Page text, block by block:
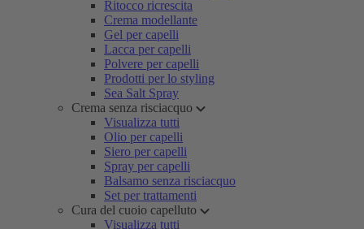
Ritocco ricrescita
Crema modellante
Gel per capelli
Lacca per capelli
Polvere per capelli
Prodotti per lo styling
Sea Salt Spray
Crema senza risciacquo
Visualizza tutti
Olio per capelli
Siero per capelli
Spray per capelli
Balsamo senza risciacquo
Set per trattamenti
Cura del cuoio capelluto
Visualizza tutti